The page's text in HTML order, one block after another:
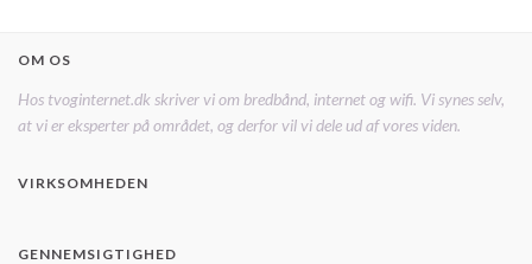
OM OS
Hos tvoginternet.dk skriver vi om bredbånd, internet og wifi. Vi synes selv,
at vi er eksperter på området, og derfor vil vi dele ud af vores viden.
VIRKSOMHEDEN
GENNEMSIGTIGHED